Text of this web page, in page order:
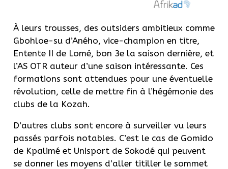
À leurs trousses, des outsiders ambitieux comme
Gbohloe-su d’Aného, vice-champion en titre,
Entente II de Lomé, bon 3e la saison dernière, et
l’AS OTR auteur d’une saison intéressante. Ces
formations sont attendues pour une éventuelle
révolution, celle de mettre fin à l’hégémonie des
clubs de la Kozah.
D’autres clubs sont encore à surveiller vu leurs
passés parfois notables. C’est le cas de Gomido
de Kpalimé et Unisport de Sokodé qui peuvent
se donner les moyens d’aller titiller le sommet